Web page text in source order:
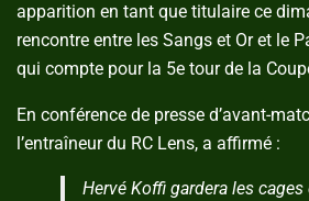
apparition en tant que titulaire ce
rencontre entre les Sangs et Or et le
qui compte pour la 5e tour de la
En conférence de presse d’avant-
l’entraîneur du RC Lens, a affirmé :
Hervé Koffi gardera les